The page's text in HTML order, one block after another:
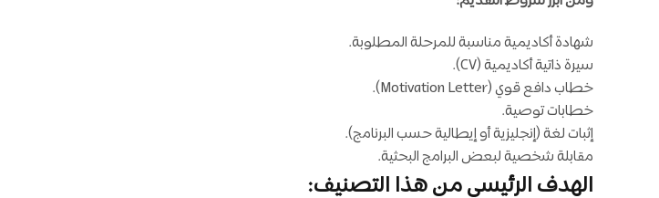
شهادة أكاديمية مناسبة للمرحلة المطلوبة.
سيرة ذاتية أكاديمية (CV).
خطاب دافع قوي (Motivation Letter).
خطابات توصية.
إثبات لغة (إنجليزية أو إيطالية حسب البرنامج).
مقابلة شخصية لبعض البرامج البحثية.
الهدف الرئيسي من هذا التصنيف: